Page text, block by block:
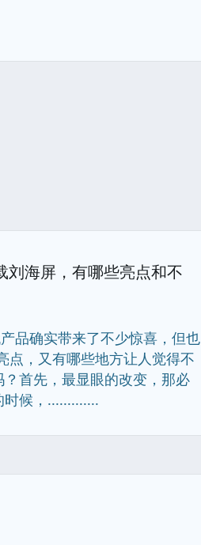
海屏，有哪些亮点和不
品确实带来了不少惊喜，但也
点，又有哪些地方让人觉得不
首先，最显眼的改变，那必
时候，.............